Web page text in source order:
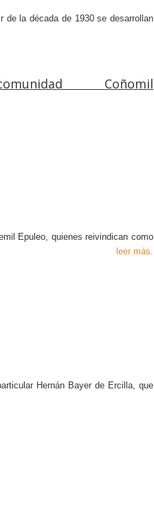
de la década de 1930 se desarrollan
Coñomil
Epuleo, quienes reivindican como
leer más.
Hernán Bayer de Ercilla, que